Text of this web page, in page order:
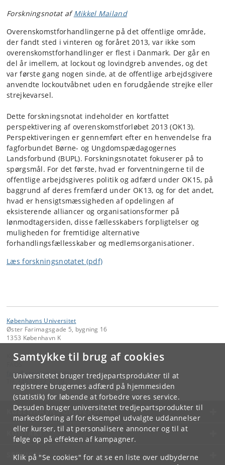
Samtykke til brug af cookies
Universitetet bruger tredjepartsprodukter til at
registrere brugernes adfærd på hjemmesiden
(statistik) for løbende at forbedre vores service.
Desuden bruger universitetet tredjepartsprodukter til
markedsføring af for eksempel udvalgte uddannelser
eller kurser, til at personalisere annoncer og til at
følge op på effekten af kampagner.
Klik på "Se cookies" for at se en liste over udbyderne
Forskningsnotat afMikkel Mailand
Overenskomstforhandlingerne på det offentlige område,
der fandt sted i vinteren og foråret 2013, var ikke som
overenskomstforhandlinger er flest i Danmark. Der går en
del år imellem, at lockout og lovindgreb anvendes, og det
var første gang nogen sinde, at de offentlige arbejdsgivere
anvendte lockoutvåbnet uden en forudgående strejke eller
strejkevarsel.
Dette forskningsnotat indeholder en kortfattet
perspektivering af overenskomstforløbet 2013 (OK13).
Perspektiveringen er gennemført efter en henvendelse fra
fagforbundet Børne- og Ungdomspædagogernes
Landsforbund (BUPL). Forskningsnotatet fokuserer på to
spørgsmål. For det første, hvad er forventningerne til de
offentlige arbejdsgiveres politik og adfærd under OK15, på
baggrund af deres fremfærd under OK13, og for det andet,
hvad er hensigtsmæssigheden af opdelingen af
eksisterende alliancer og organisationsformer på
lønmodtagersiden, disse fællesskabers forpligtelser og
muligheden for fremtidige alternative
forhandlingsfællesskaber og medlemsorganisationer.
Læs forskningsnotatet (pdf)
Københavns Universitet
Øster Farimagsgade 5, bygning 16
1353 København K
Kontakt:
faos@sociology.ku.dk
KØBENHAVNS UNIVERSITET
KONTAKT
SERVICES